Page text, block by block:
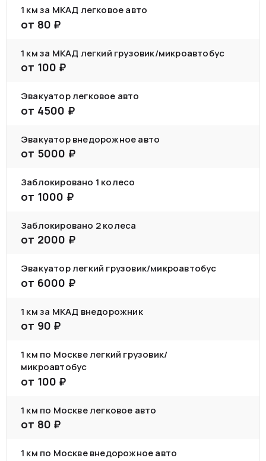
1 км за МКАД легковое авто
от 80 ₽
1 км за МКАД легкий грузовик/микроавтобус
от 100 ₽
Эвакуатор легковое авто
от 4500 ₽
Эвакуатор внедорожное авто
от 5000 ₽
Заблокировано 1 колесо
от 1000 ₽
Заблокировано 2 колеса
от 2000 ₽
Эвакуатор легкий грузовик/микроавтобус
от 6000 ₽
1 км за МКАД внедорожник
от 90 ₽
1 км по Москве легкий грузовик/
микроавтобус
от 100 ₽
1 км по Москве легковое авто
от 80 ₽
1 км по Москве внедорожное авто